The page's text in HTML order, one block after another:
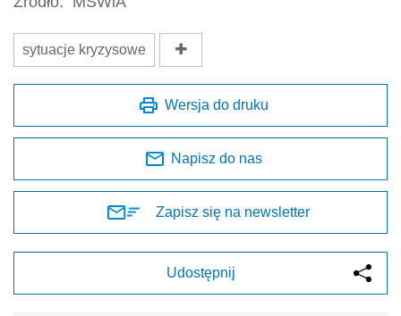
sytuacje kryzysowe
Wersja do druku
Napisz do nas
Zapisz się na newsletter
Udostępnij